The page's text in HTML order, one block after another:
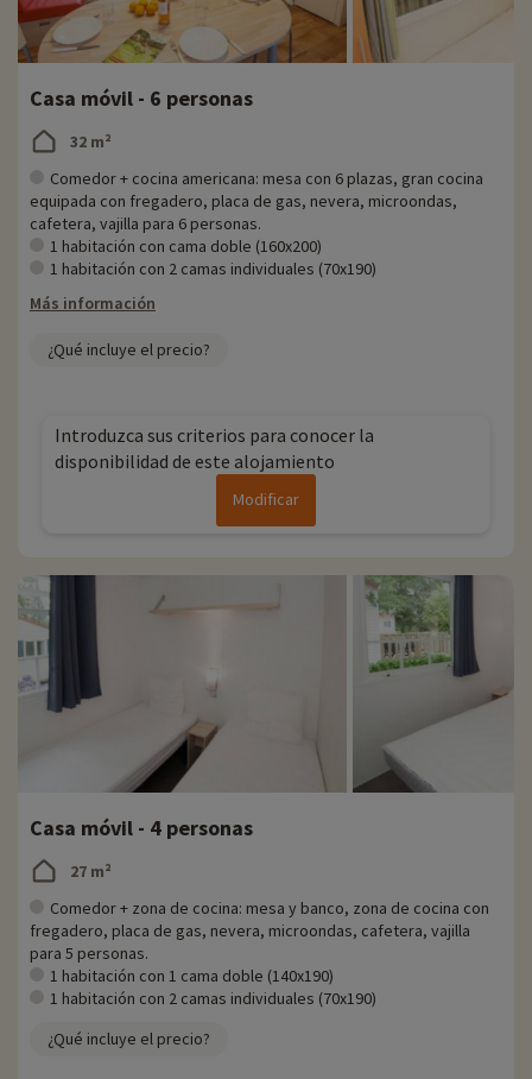
Casa móvil - 6 personas
32 m²
Comedor + cocina americana: mesa con 6 plazas, gran cocina
equipada con fregadero, placa de gas, nevera, microondas,
cafetera, vajilla para 6 personas.
1 habitación con cama doble (160x200)
1 habitación con 2 camas individuales (70x190)
Más información
¿Qué incluye el precio?
Introduzca sus criterios para conocer la
disponibilidad de este alojamiento
Modificar
Casa móvil - 4 personas
27 m²
Comedor + zona de cocina: mesa y banco, zona de cocina con
fregadero, placa de gas, nevera, microondas, cafetera, vajilla
para 5 personas.
1 habitación con 1 cama doble (140x190)
1 habitación con 2 camas individuales (70x190)
¿Qué incluye el precio?